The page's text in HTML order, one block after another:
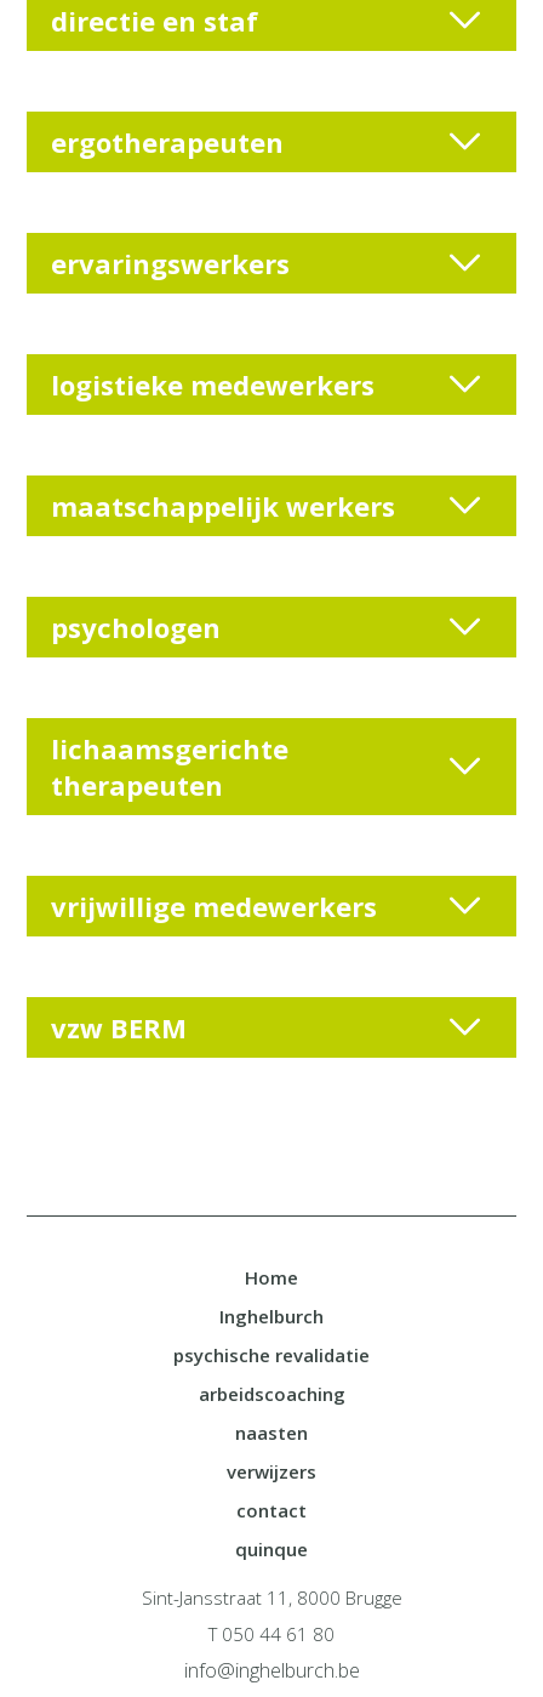
directie en staf
ergotherapeuten
ervaringswerkers
logistieke medewerkers
maatschappelijk werkers
psychologen
lichaamsgerichte
therapeuten
vrijwillige medewerkers
vzw BERM
Home
Inghelburch
psychische revalidatie
arbeidscoaching
naasten
verwijzers
contact
quinque
Sint-Jansstraat 11, 8000 Brugge
T 050 44 61 80
info@inghelburch.be